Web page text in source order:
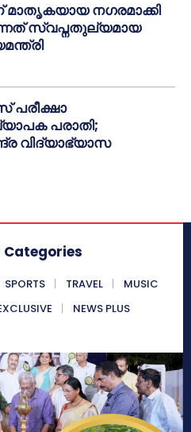
മാതൃകയായ നഗരമാക്കി
സ്വപ്നതുല്യമായ
പരീക്ഷാ
പരാതി;
വിദ്യാഭ്യാസ
Categories
SPORTS TRAVEL
MUSIC
NEWS PLUS